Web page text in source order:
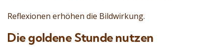
Reflexionen erhöhen die Bildwirkung.
Die goldene Stunde nutzen